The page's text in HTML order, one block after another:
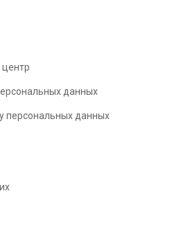
центр
данных
персональных данных